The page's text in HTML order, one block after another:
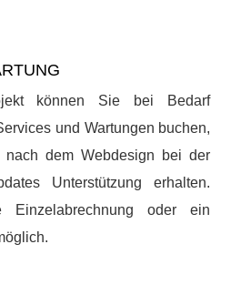
können Sie bei Bedarf
und Wartungen buchen,
dem Webdesign bei der
Unterstützung erhalten.
oder ein